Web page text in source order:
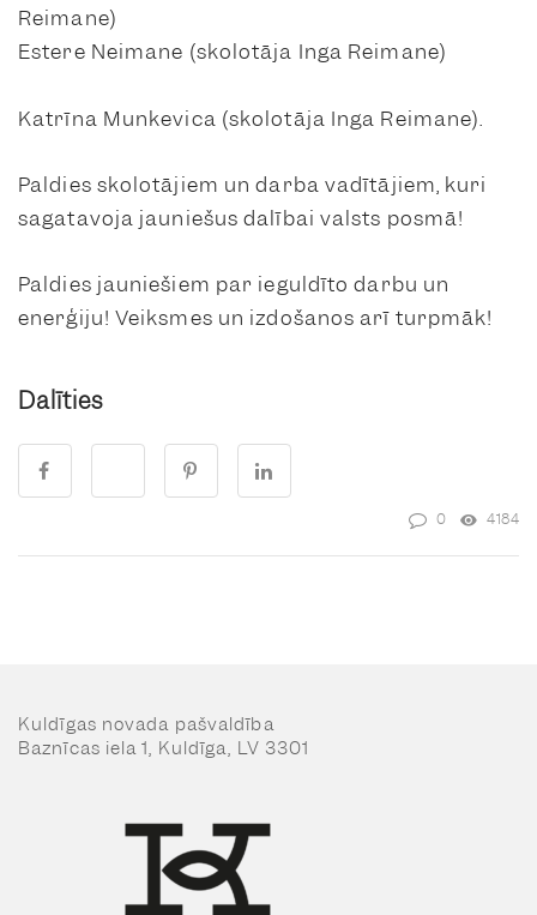
Reimane)
Estere Neimane (skolotāja Inga Reimane)
Katrīna Munkevica (skolotāja Inga Reimane).
Paldies skolotājiem un darba vadītājiem, kuri
sagatavoja jauniešus dalībai valsts posmā!
Paldies jauniešiem par ieguldīto darbu un
enerģiju! Veiksmes un izdošanos arī turpmāk!
Dalīties
0 4184
Kuldīgas novada pašvaldība
Baznīcas iela 1, Kuldīga, LV 3301